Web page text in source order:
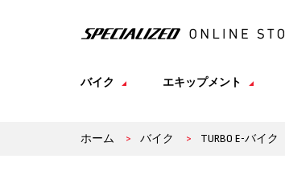
バイク エキップメント
ホーム > バイク > TURBO E-バイク